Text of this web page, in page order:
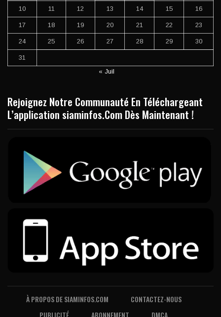
10 11 12 13 14 15 16
17 18 19 20 21 22 23
24 25 26 27 28 29 30
31
« Juil
Rejoignez Notre Communauté En Téléchargeant
L’application siaminfos.Com Dès Maintenant !
À PROPOS DE SIAMINFOS.COM
CONTACTEZ-NOUS
PUBLICITÉ
ABONNEMENT DMCA